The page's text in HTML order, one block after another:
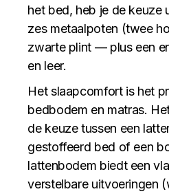
het bed, heb je de keuze
zes metaalpoten (twee
zwarte plint — plus een
en leer.
Het slaapcomfort is het
bedbodem en matras.
de keuze tussen een
gestoffeerd bed of een
lattenbodem biedt een
verstelbare uitvoeringen